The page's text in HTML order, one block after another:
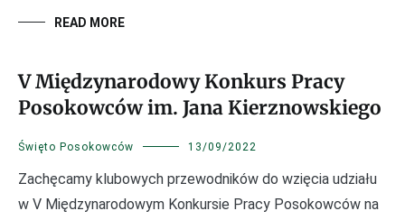
READ MORE
V Międzynarodowy Konkurs Pracy
Posokowców im. Jana Kierznowskiego
Święto Posokowców 13/09/2022
Zachęcamy klubowych przewodników do wzięcia udziału
w V Międzynarodowym Konkursie Pracy Posokowców na